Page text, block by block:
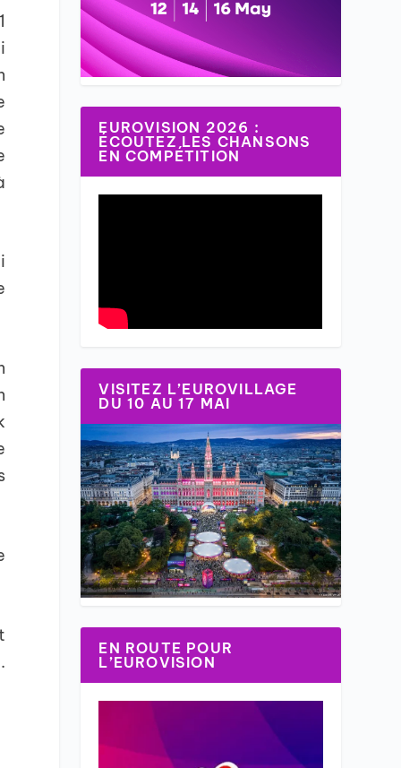
EUROVISION 2026 :
ÉCOUTEZ LES CHANSONS
EN COMPÉTITION
VISITEZ L’EUROVILLAGE
DU 10 AU 17 MAI
EN ROUTE POUR
L’EUROVISION